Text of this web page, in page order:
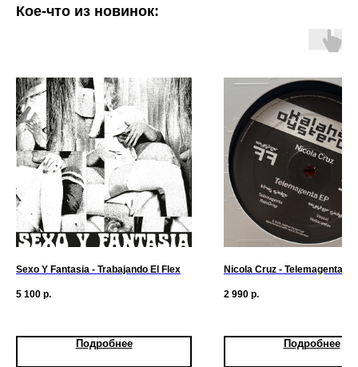
Кое-что из новинок:
Sexo Y Fantasia - Trabajando El Flex
5 100 р.
Подробнее
Nicola Cruz - Telemagenta EP
2 990 р.
Подробнее